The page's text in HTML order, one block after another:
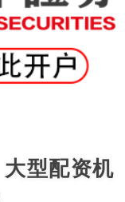
型配资机